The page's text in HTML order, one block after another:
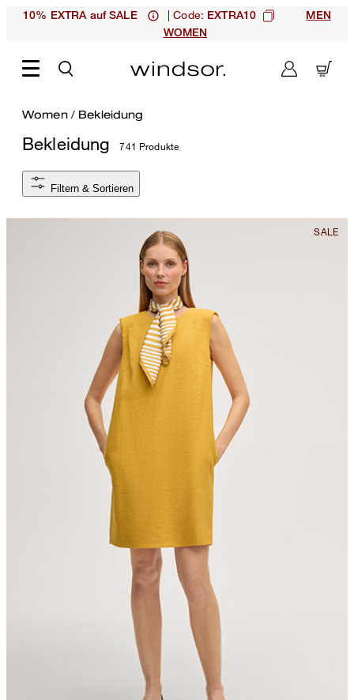
10% EXTRA auf SALE | Code: EXTRA10
MEN
WOMEN
Women / Bekleidung
Bekleidung 741 Produkte
Filtern & Sortieren